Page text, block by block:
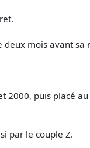
mois avant
puis placé
par le couple Z.